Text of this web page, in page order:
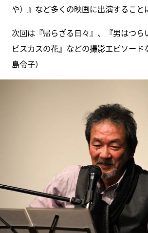
や）』など多くの映画に出演すること
次回は『帰らざる日々』、『男はつら
ビスカスの花』などの撮影エピソード
島令子）